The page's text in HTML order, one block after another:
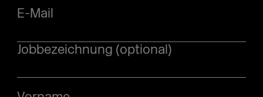
E-Mail
Jobbezeichnung (optional)